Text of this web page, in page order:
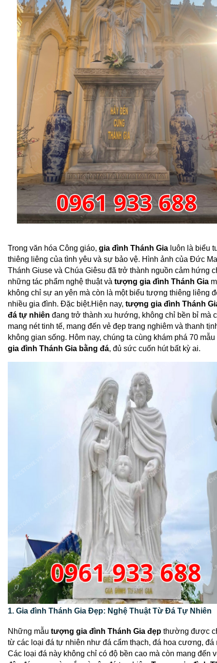
Trong văn hóa Công giáo, gia đình Thánh Gia luôn là biểu
thiêng liêng của tình yêu và sự bảo vệ. Hình ảnh của Đức
Thánh Giuse và Chúa Giêsu đã trở thành nguồn cảm hứng
những tác phẩm nghệ thuật và tượng gia đình Thánh Gia
không chỉ sự an yên mà còn là một biểu tượng thiêng liêng
nhiều gia đình. Đặc biệt.Hiện nay, tượng gia đình Thánh
đá tự nhiên đang trở thành xu hướng, không chỉ bền bỉ mà
mang nét tinh tế, mang đến vẻ đẹp trang nghiêm và thanh
không gian sống. Hôm nay, chúng ta cùng khám phá 70 mẫu
gia đình Thánh Gia bằng đá, đủ sức cuốn hút bất kỳ ai.
1. Gia đình Thánh Gia Đẹp: Nghệ Thuật Từ Đá Tự Nhiên
Những mẫu tượng gia đình Thánh Gia đẹp thường được
từ các loại đá tự nhiên như đá cẩm thạch, đá hoa cương, đá
Các loại đá này không chỉ có độ bền cao mà còn mang đến